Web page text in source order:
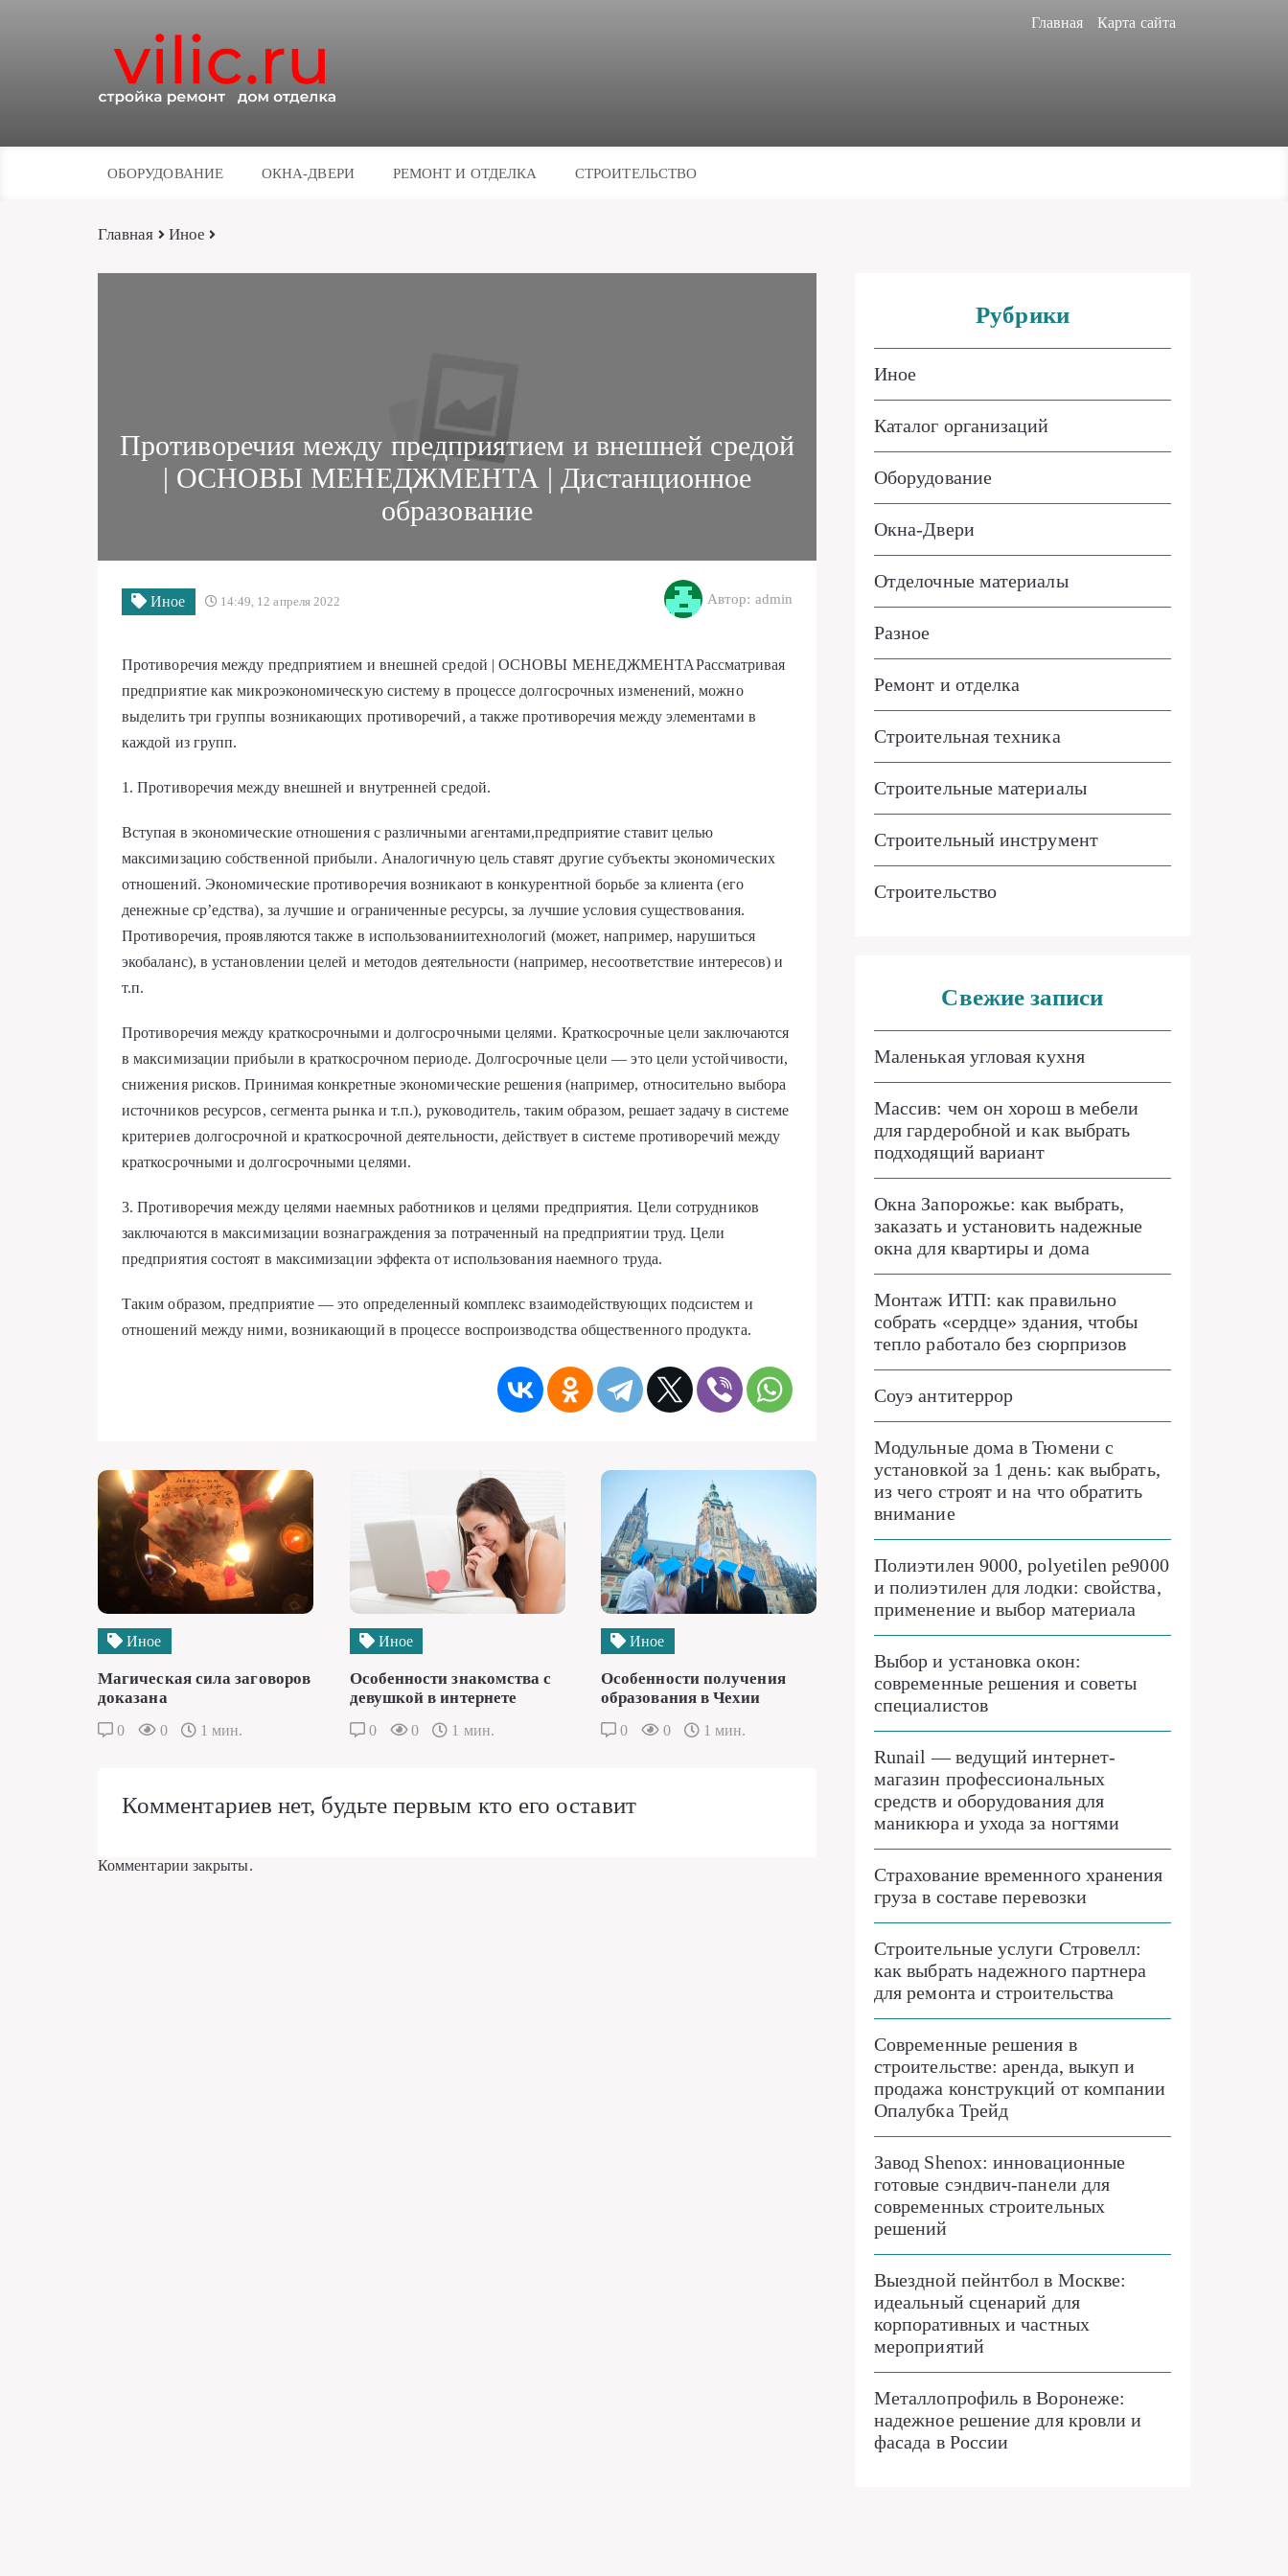
Главная Карта сайта
ОБОРУДОВАНИЕ ОКНА-ДВЕРИ РЕМОНТ И ОТДЕЛКА СТРОИТЕЛЬСТВО
Главная Иное
Противоречия между предприятием и внешней средой
| ОСНОВЫ МЕНЕДЖМЕНТА | Дистанционное
образование
Иное 14:49, 12 апреля 2022 Автор: admin
Противоречия между предприятием и внешней средой | ОСНОВЫ МЕНЕДЖМЕНТАРассматривая
предприятие как микроэкономическую систему в процессе долгосрочных изменений, можно
выделить три группы возникающих противоречий, а также противоречия между элементами в
каждой из групп.
1. Противоречия между внешней и внутренней средой.
Вступая в экономические отношения с различными агентами,предприятие ставит целью
максимизацию собственной прибыли. Аналогичную цель ставят другие субъекты экономических
отношений. Экономические противоречия возникают в конкурентной борьбе за клиента (его
денежные ср’едства), за лучшие и ограниченные ресурсы, за лучшие условия существования.
Противоречия, проявляются также в использованиитехнологий (может, например, нарушиться
экобаланс), в установлении целей и методов деятельности (например, несоответствие интересов) и
т.п.
Противоречия между краткосрочными и долгосрочными целями. Краткосрочные цели заключаются
в максимизации прибыли в краткосрочном периоде. Долгосрочные цели — это цели устойчивости,
снижения рисков. Принимая конкретные экономические решения (например, относительно выбора
источников ресурсов, сегмента рынка и т.п.), руководитель, таким образом, решает задачу в системе
критериев долгосрочной и краткосрочной деятельности, действует в системе противоречий между
краткосрочными и долгосрочными целями.
3. Противоречия между целями наемных работников и целями предприятия. Цели сотрудников
заключаются в максимизации вознаграждения за потраченный на предприятии труд. Цели
предприятия состоят в максимизации эффекта от использования наемного труда.
Таким образом, предприятие — это определенный комплекс взаимодействующих подсистем и
отношений между ними, возникающий в процессе воспроизводства общественного продукта.
Иное
Магическая сила заговоров
доказана
0 0 1 мин.
Иное
Особенности знакомства с
девушкой в интернете
0 0 1 мин.
Иное
Особенности получения
образования в Чехии
0 0 1 мин.
Комментариев нет, будьте первым кто его оставит
Комментарии закрыты.
Рубрики
Иное
Каталог организаций
Оборудование
Окна-Двери
Отделочные материалы
Разное
Ремонт и отделка
Строительная техника
Строительные материалы
Строительный инструмент
Строительство
Свежие записи
Маленькая угловая кухня
Массив: чем он хорош в мебели
для гардеробной и как выбрать
подходящий вариант
Окна Запорожье: как выбрать,
заказать и установить надежные
окна для квартиры и дома
Монтаж ИТП: как правильно
собрать «сердце» здания, чтобы
тепло работало без сюрпризов
Соуэ антитеррор
Модульные дома в Тюмени с
установкой за 1 день: как выбрать,
из чего строят и на что обратить
внимание
Полиэтилен 9000, polyetilen pe9000
и полиэтилен для лодки: свойства,
применение и выбор материала
Выбор и установка окон:
современные решения и советы
специалистов
Runail — ведущий интернет-
магазин профессиональных
средств и оборудования для
маникюра и ухода за ногтями
Страхование временного хранения
груза в составе перевозки
Строительные услуги Стровелл:
как выбрать надежного партнера
для ремонта и строительства
Современные решения в
строительстве: аренда, выкуп и
продажа конструкций от компании
Опалубка Трейд
Завод Shenox: инновационные
готовые сэндвич-панели для
современных строительных
решений
Выездной пейнтбол в Москве:
идеальный сценарий для
корпоративных и частных
мероприятий
Металлопрофиль в Воронеже:
надежное решение для кровли и
фасада в России